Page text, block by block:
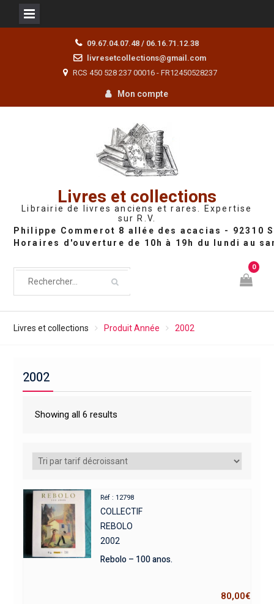
09.67.04.07.48 / 06.16.71.12.38
livresetcollections@gmail.com
RCS 450 528 237 00016 - FR12450528237
Mon compte
Livres et collections
Librairie de livres anciens et rares. Expertise
sur R.V.
0
Livres et collections Produit Année 2002
2002
Showing all 6 results
Réf : 12798
COLLECTIF
REBOLO
2002
Rebolo – 100 anos.
80,00€